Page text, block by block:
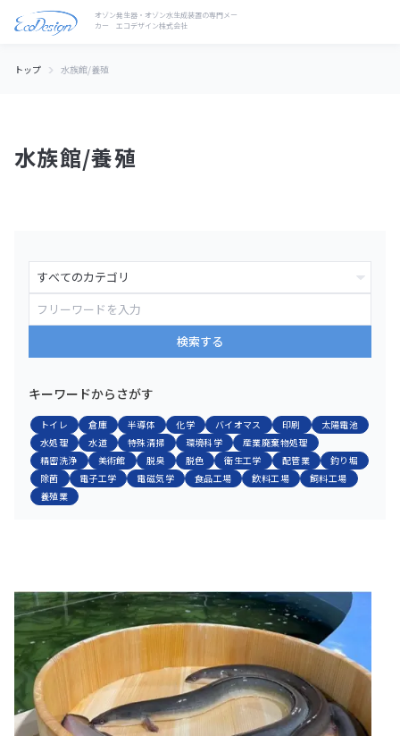
トップ 水族館/養殖
水族館/養殖
検索する
キーワードからさがす
トイレ 倉庫 半導体 化学 バイオマス 印刷
太陽電池
水処理
水道 特殊清掃 環境科学
産業廃棄物処理
精密洗浄
美術館 脱臭 脱色 衛生工学 配管業
釣り堀
除菌
電子工学 電磁気学 食品工場 飲料工場
飼料工場
養殖業